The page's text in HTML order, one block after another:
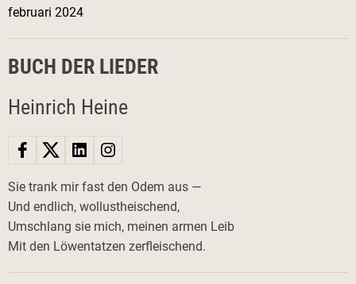
februari 2024
BUCH DER LIEDER
Heinrich Heine
Sie trank mir fast den Odem aus —
Und endlich, wollustheischend,
Umschlang sie mich, meinen armen Leib
Mit den Löwentatzen zerfleischend.